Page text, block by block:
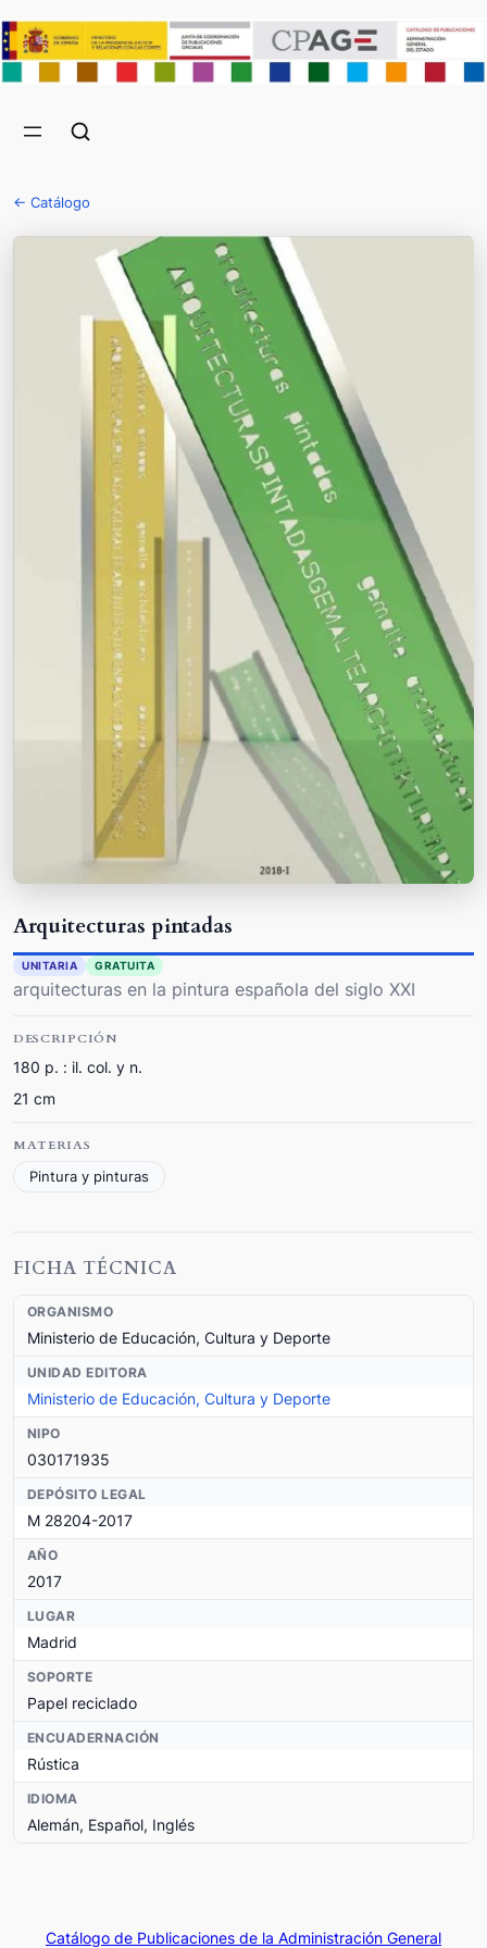
← Catálogo
Arquitecturas pintadas
UNITARIA GRATUITA
arquitecturas en la pintura española del siglo XXI
DESCRIPCIÓN
180 p. : il. col. y n.
21 cm
MATERIAS
Pintura y pinturas
FICHA TÉCNICA
ORGANISMO
Ministerio de Educación, Cultura y Deporte
UNIDAD EDITORA
Ministerio de Educación, Cultura y Deporte
NIPO
030171935
DEPÓSITO LEGAL
M 28204-2017
AÑO
2017
LUGAR
Madrid
SOPORTE
Papel reciclado
ENCUADERNACIÓN
Rústica
IDIOMA
Alemán, Español, Inglés
Catálogo de Publicaciones de la Administración General